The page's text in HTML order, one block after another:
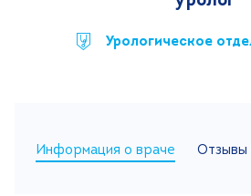
Урологическое
Информация о враче Отзывы